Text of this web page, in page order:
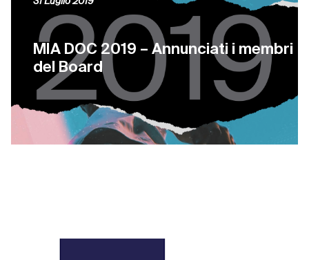
MIA DOC 2019 – Annunciati i membri
del Board